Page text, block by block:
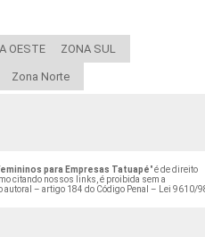
OESTE ZONA SUL
Zona Norte
para Empresas Tatuapé" é de direito
citando nossos links, é proibida sem a
autoral – artigo 184 do Código Penal –
Lei 9610/